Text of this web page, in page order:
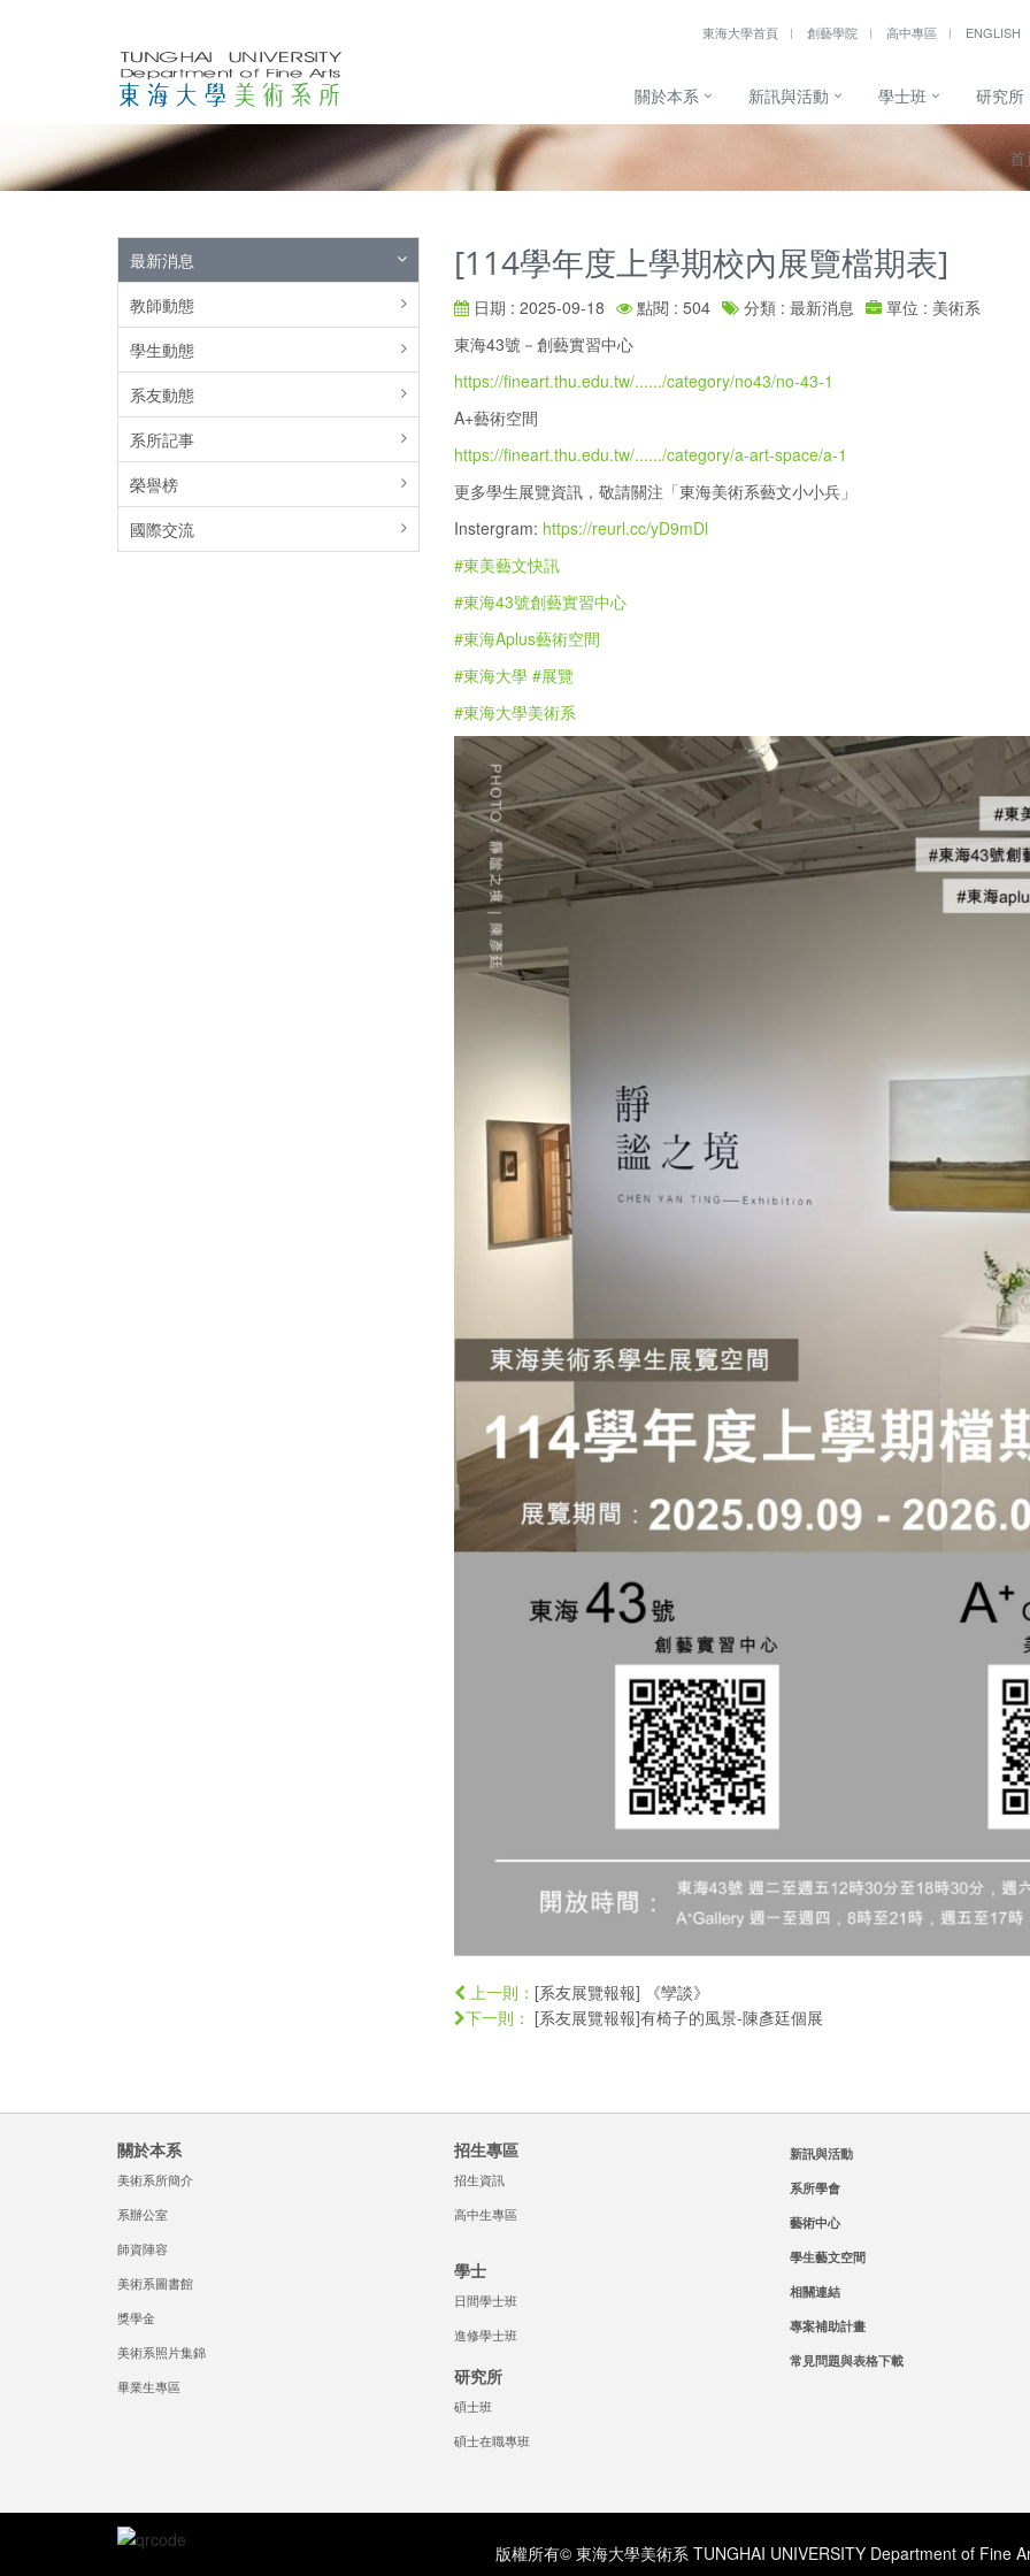
東海大學首頁 創藝學院 高中專區 ENGLISH
關於本系 新訊與活動 學士班 研究所
首
最新消息
教師動態
學生動態
系友動態
系所記事
榮譽榜
國際交流
[114學年度上學期校內展覽檔期表]
日期 : 2025-09-18 點閱 : 504 分類 : 最新消息
單位 : 美術系
東海43號－創藝實習中心
https://fineart.thu.edu.tw/....../category/no43/no-43-1
A+藝術空間
https://fineart.thu.edu.tw/....../category/a-art-space/a-1
更多學生展覽資訊，敬請關注「東海美術系藝文小小兵」
Instergram: https://reurl.cc/yD9mDl
#東美藝文快訊
#東海43號創藝實習中心
#東海Aplus藝術空間
#東海大學 #展覽
#東海大學美術系
上一則： [系友展覽報報] 《孿談》
下一則： [系友展覽報報]有椅子的風景-陳彥廷個展
關於本系
美術系所簡介
系辦公室
師資陣容
美術系圖書館
獎學金
美術系照片集錦
畢業生專區
招生專區
招生資訊
高中生專區
學士
日間學士班
進修學士班
研究所
碩士班
碩士在職專班
新訊與活動
系所學會
藝術中心
學生藝文空間
相關連結
專案補助計畫
常見問題與表格下載
版權所有© 東海大學美術系 TUNGHAI UNIVERSITY Department of Fine